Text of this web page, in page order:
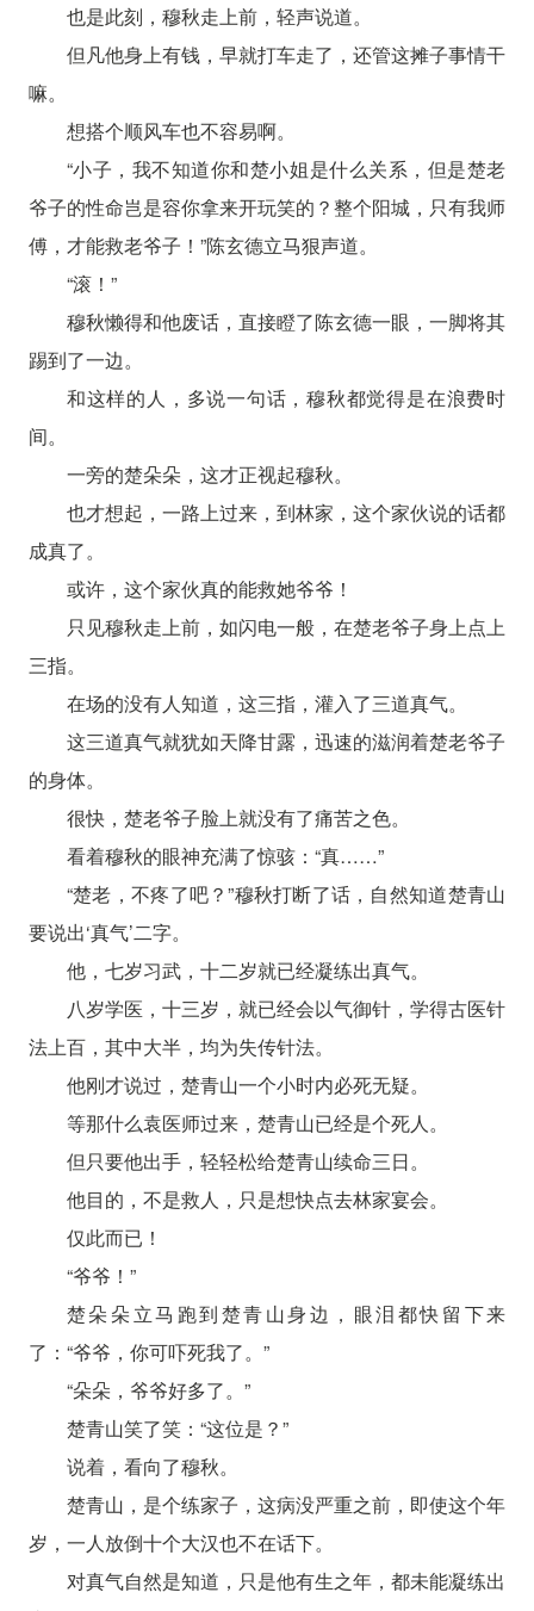
也是此刻，穆秋走上前，轻声说道。
但凡他身上有钱，早就打车走了，还管这摊子事情干
嘛。
想搭个顺风车也不容易啊。
“小子，我不知道你和楚小姐是什么关系，但是楚老
爷子的性命岂是容你拿来开玩笑的？整个阳城，只有我师
傅，才能救老爷子！”陈玄德立马狠声道。
“滚！”
穆秋懒得和他废话，直接瞪了陈玄德一眼，一脚将其
踢到了一边。
和这样的人，多说一句话，穆秋都觉得是在浪费时
间。
一旁的楚朵朵，这才正视起穆秋。
也才想起，一路上过来，到林家，这个家伙说的话都
成真了。
或许，这个家伙真的能救她爷爷！
只见穆秋走上前，如闪电一般，在楚老爷子身上点上
三指。
在场的没有人知道，这三指，灌入了三道真气。
这三道真气就犹如天降甘露，迅速的滋润着楚老爷子
的身体。
很快，楚老爷子脸上就没有了痛苦之色。
看着穆秋的眼神充满了惊骇：“真……”
“楚老，不疼了吧？”穆秋打断了话，自然知道楚青山
要说出‘真气’二字。
他，七岁习武，十二岁就已经凝练出真气。
八岁学医，十三岁，就已经会以气御针，学得古医针
法上百，其中大半，均为失传针法。
他刚才说过，楚青山一个小时内必死无疑。
等那什么袁医师过来，楚青山已经是个死人。
但只要他出手，轻轻松给楚青山续命三日。
他目的，不是救人，只是想快点去林家宴会。
仅此而已！
“爷爷！”
楚朵朵立马跑到楚青山身边，眼泪都快留下来
了：“爷爷，你可吓死我了。”
“朵朵，爷爷好多了。”
楚青山笑了笑：“这位是？”
说着，看向了穆秋。
楚青山，是个练家子，这病没严重之前，即使这个年
岁，一人放倒十个大汉也不在话下。
对真气自然是知道，只是他有生之年，都未能凝练出